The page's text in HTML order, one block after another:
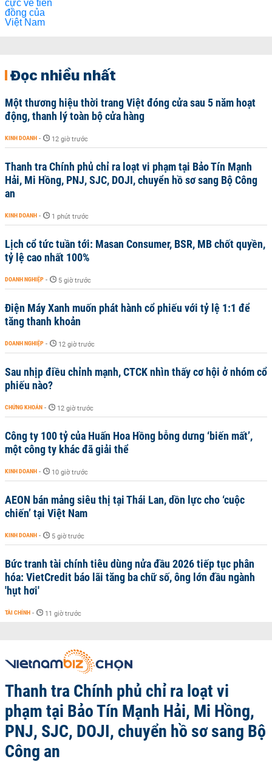
Đọc nhiều nhất
Một thương hiệu thời trang Việt đóng cửa sau 5 năm hoạt
động, thanh lý toàn bộ cửa hàng
KINH DOANH - 12 giờ trước
Thanh tra Chính phủ chỉ ra loạt vi phạm tại Bảo Tín Mạnh
Hải, Mi Hồng, PNJ, SJC, DOJI, chuyển hồ sơ sang Bộ Công
an
KINH DOANH - 1 phút trước
Lịch cổ tức tuần tới: Masan Consumer, BSR, MB chốt quyền,
tỷ lệ cao nhất 100%
DOANH NGHIỆP - 5 giờ trước
Điện Máy Xanh muốn phát hành cổ phiếu với tỷ lệ 1:1 để
tăng thanh khoản
DOANH NGHIỆP - 12 giờ trước
Sau nhịp điều chỉnh mạnh, CTCK nhìn thấy cơ hội ở nhóm cổ
phiếu nào?
CHỨNG KHOÁN - 12 giờ trước
Công ty 100 tỷ của Huấn Hoa Hồng bỗng dưng ‘biến mất’,
một công ty khác đã giải thể
KINH DOANH - 10 giờ trước
AEON bán mảng siêu thị tại Thái Lan, dồn lực cho ‘cuộc
chiến’ tại Việt Nam
KINH DOANH - 5 giờ trước
Bức tranh tài chính tiêu dùng nửa đầu 2026 tiếp tục phân
hóa: VietCredit báo lãi tăng ba chữ số, ông lớn đầu ngành
'hụt hơi'
TÀI CHÍNH - 11 giờ trước
Thanh tra Chính phủ chỉ ra loạt vi
phạm tại Bảo Tín Mạnh Hải, Mi Hồng,
PNJ, SJC, DOJI, chuyển hồ sơ sang Bộ
Công an